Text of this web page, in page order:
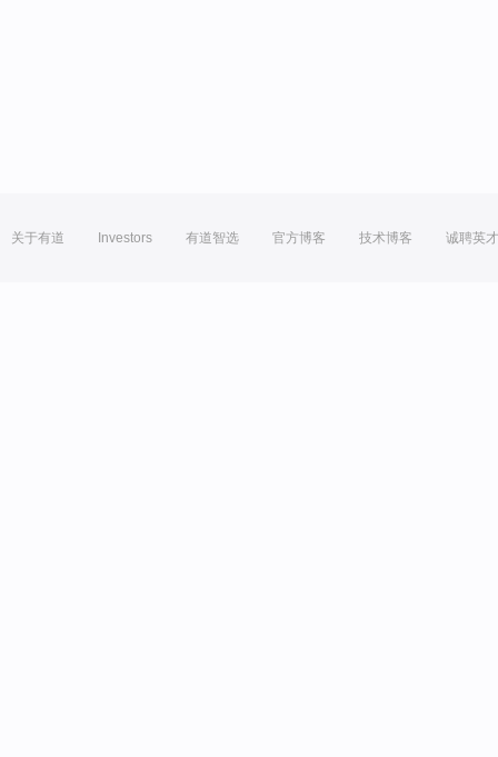
关于有道 Investors 有道智选 官方博客 技术博客 诚聘英才